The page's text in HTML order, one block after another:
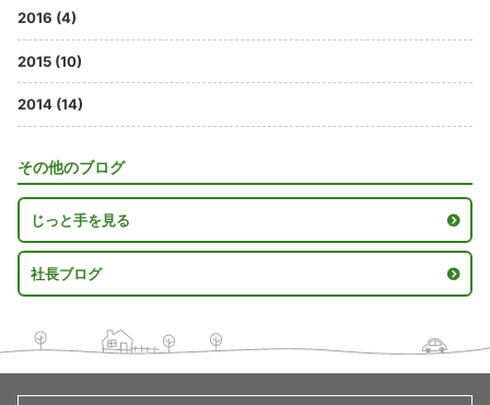
2016 (4)
2015 (10)
2014 (14)
その他のブログ
じっと手を見る
社長ブログ